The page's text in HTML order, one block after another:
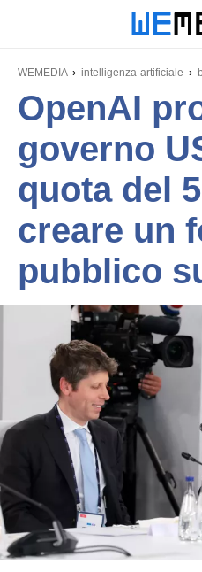
WEMEDIA intelligenza-artificiale
OpenAI
governo
quota del
creare un
pubblico